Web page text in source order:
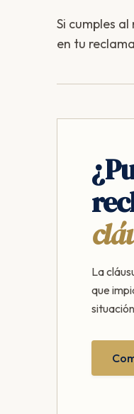
Si cumples
en tu
La
que